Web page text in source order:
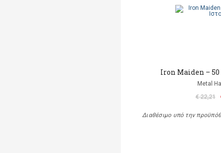
Iron Maiden – 50
Metal
€ 22,21
Διαθέσιμο υπό την